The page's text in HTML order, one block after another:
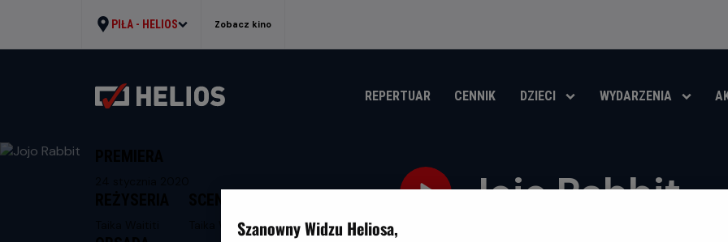
PIŁA - HELIOS Zobacz kino
REPERTUAR CENNIK DZIECI WYDARZENIA
Jojo Rabbit
Taika WaititiSzanowny Widzu Heliosa,